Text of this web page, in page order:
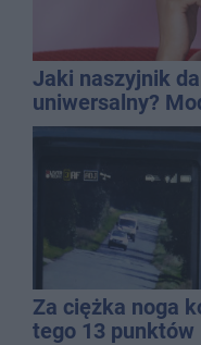
Jaki naszyjnik
uniwersalny?
wielu stylizacji
Za ciężka noga
tego 13 punktów